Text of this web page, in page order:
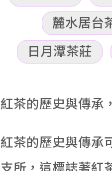
麓水居台
日月潭茶莊
紅茶的歷史與傳承
紅茶的歷史與傳承
支所，這標誌著紅